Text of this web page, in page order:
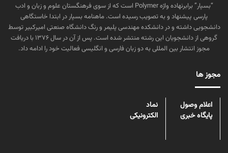
“بسپار” برابرنهاده واژه Polymer است که از سوی فرهنگستان علوم و زبان و ادب
پارسی پیشنهاد و به تصویب رسیده است. ماهنامه بسپار در ابتدا خاستگاهی
دانشجویی داشته و در دانشکده مهندسی پلیمر و رنگ دانشگاه صنعتی امیرکبیر توسط
گروهی از دانشجویان این رشته منتشر شده است. پس از آن در سال ۱۳۷۶ با دریافت
مجوز انتشار بین المللی به دو زبان فارسی و انگلیسی فعالیت خود را ادامه داد.
مجوز ها
اعلام وصول
پایگاه خبری
نماد
الکترونیکی